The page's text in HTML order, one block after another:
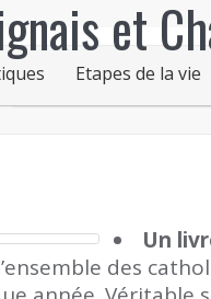
Etapes de la vie
Un
des